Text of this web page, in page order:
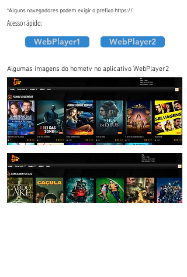
*Alguns navegadores podem exigir o prefixo https://
Acesso rápido:
WebPlayer1
WebPlayer2
Algumas imagens do hometv no aplicativo WebPlayer2